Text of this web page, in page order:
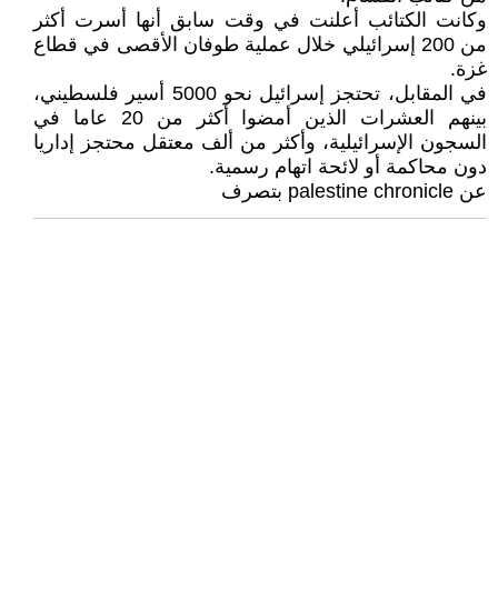
وكانت الكتائب أعلنت في وقت سابق أنها أسرت أكثر
من 200 إسرائيلي خلال عملية طوفان الأقصى في قطاع
غزة.
في المقابل، تحتجز إسرائيل نحو 5000 أسير فلسطيني،
بينهم العشرات الذين أمضوا أكثر من 20 عاما في
السجون الإسرائيلية، وأكثر من ألف معتقل محتجز إداريا
دون محاكمة أو لائحة اتهام رسمية.
عن palestine chronicle بتصرف